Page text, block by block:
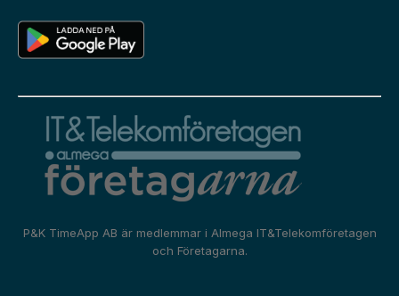
P&K TimeApp AB är medlemmar i Almega IT&Telekomföretagen
och Företagarna.